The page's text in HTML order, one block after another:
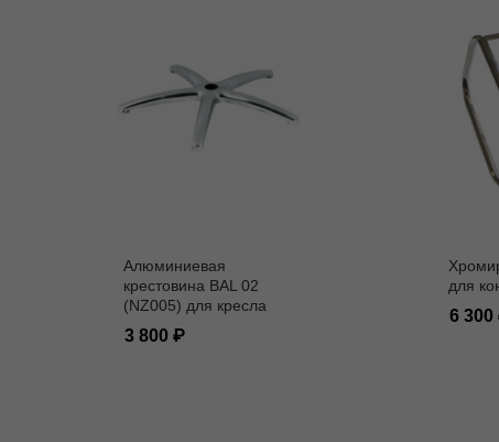
Алюминиевая
крестовина BAL 02
(NZ005) для кресла
3 800
для
6 300